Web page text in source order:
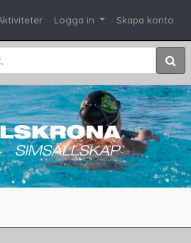
Logga in Skapa konto
Sök